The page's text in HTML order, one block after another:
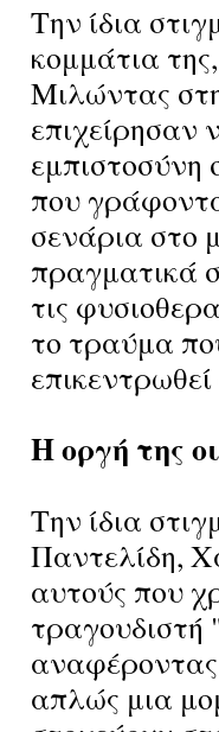
Την ίδια
κομμάτια
Μιλώντας
επιχείρησαν
εμπιστοσύνη
που
σενάρια στο
πραγματικά
τις
το τραύμα
Η οργή της
Την ίδια
Παντελίδη,
αυτούς που
τραγουδιστή
απλώς μια